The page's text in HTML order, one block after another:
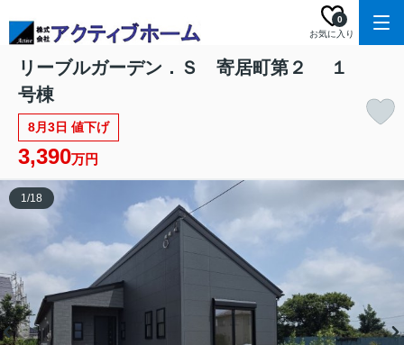
お気に入り
0
リーブルガーデン．Ｓ 寄居町第２ １
号棟
8月3日 値下げ
3,390万円
1/18